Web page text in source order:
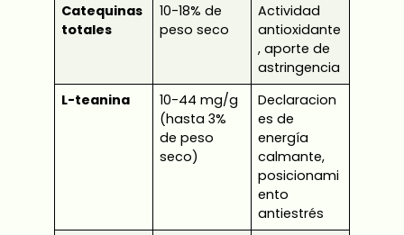
Catequinas
totales
10-18% de
peso seco
Actividad
antioxidante
, aporte de
astringencia
L-teanina
10-44 mg/g
(hasta 3%
de peso
seco)
Declaracion
es de
energía
calmante,
posicionami
ento
antiestrés